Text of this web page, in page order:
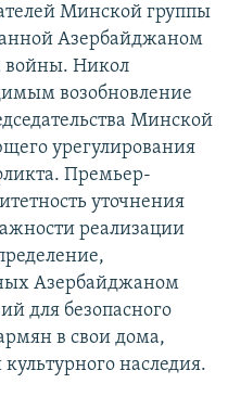
Минской группы
Азербайджаном
войны. Никол
возобновление
Минской
урегулирования
Премьер-
уточнения
реализации
Азербайджаном
для безопасного
в свои дома,
наследия.